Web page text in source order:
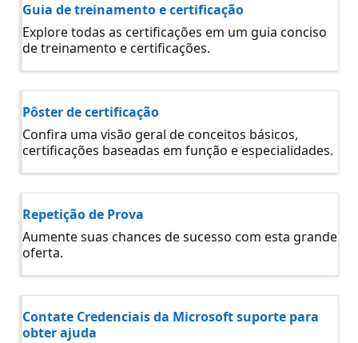
Guia de treinamento e certificação
Explore todas as certificações em um guia conciso
de treinamento e certificações.
Pôster de certificação
Confira uma visão geral de conceitos básicos,
certificações baseadas em função e especialidades.
Repetição de Prova
Aumente suas chances de sucesso com esta grande
oferta.
Contate Credenciais da Microsoft suporte para
obter ajuda